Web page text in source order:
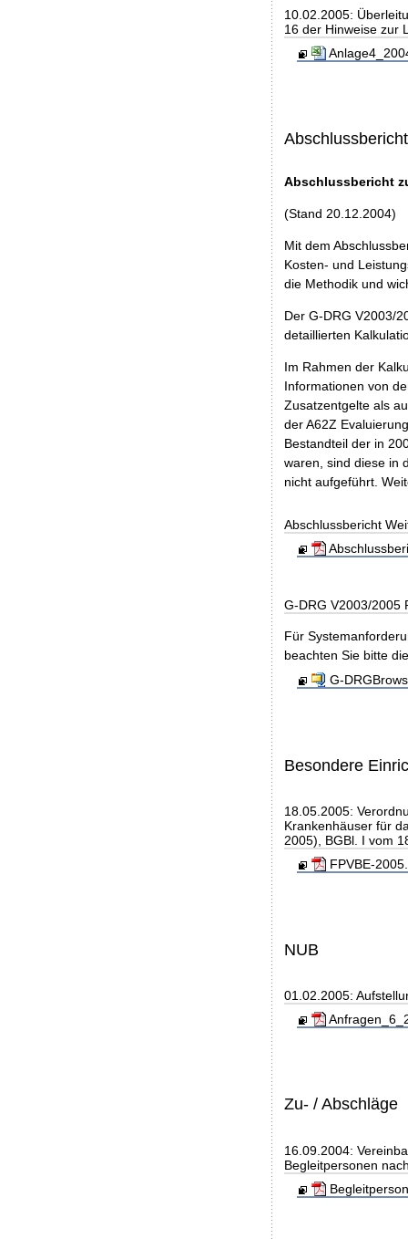
10.02.2005:
16 der Hinweise zur
Abschlussbericht
(Stand 20.12.2004)
Mit dem
Kosten- und
die Methodik und
Der G-DRG V2003/
detaillierten
Im Rahmen der
Informationen von
Zusatzentgelte als
der A62Z
Bestandteil der in
waren, sind diese in
nicht aufgeführt.
Abschlussbericht
G-DRG V2003/2005
Für
beachten Sie bitte
G-
Besondere
18.05.2005:
Krankenhäuser für
2005), BGBl. I vom
FPVBE-
NUB
01.02.2005:
Zu- / Abschläge
16.09.2004:
Begleitpersonen